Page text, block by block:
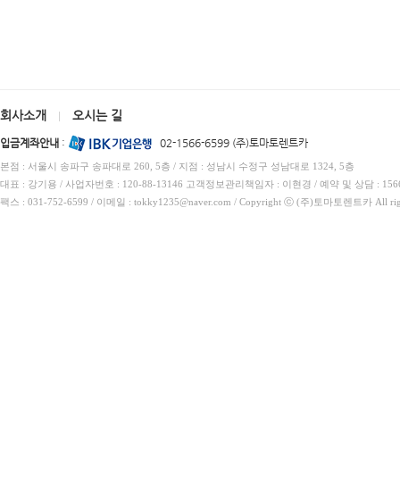
회사소개 오시는 길
입금계좌안내 : 02-1566-6599 (주)토마토렌트카
본점 : 서울시 송파구 송파대로 260, 5층 / 지점 : 성남시 수정구 성남대로 1324, 5층
대표 : 강기용 / 사업자번호 : 120-88-13146 고객정보관리책임자 : 이현경 / 예약 및 상담 :
팩스 : 031-752-6599 / 이메일 : tokky1235@naver.com / Copyright ⓒ (주)토마토렌트카 All